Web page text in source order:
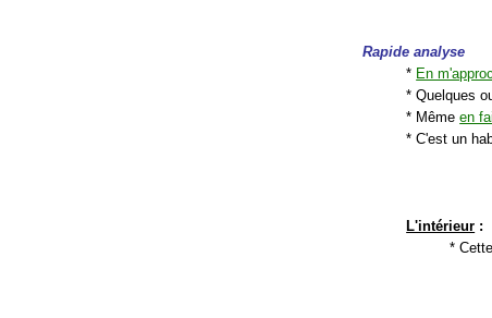
Rapide analyse
* En
* Quelques
* Mêmeen
* C'est un
L'intérieur :
*